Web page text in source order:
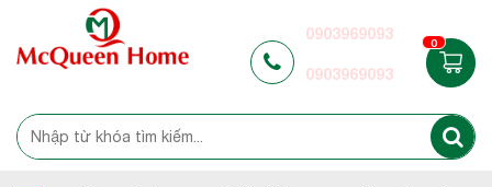
0903969093
0903969093
0